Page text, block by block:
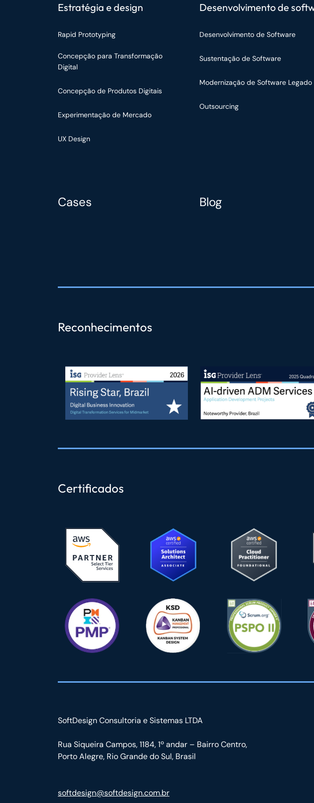
Estratégia e design
Rapid Prototyping
Concepção para Transformação
Digital
Concepção de Produtos Digitais
Experimentação de Mercado
UX Design
Desenvolvimento de
Desenvolvimento de Software
Sustentação de Software
Modernização de Software Legado
Outsourcing
Cases Blog
Reconhecimentos
Certificados
SoftDesign Consultoria e Sistemas LTDA
Rua Siqueira Campos, 1184, 1º andar – Bairro Centro,
Porto Alegre, Rio Grande do Sul, Brasil
softdesign@softdesign.com.br